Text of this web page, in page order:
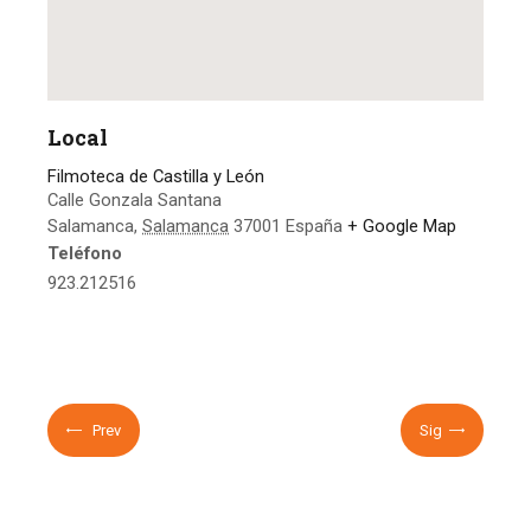
Local
Filmoteca de Castilla y León
Calle Gonzala Santana
Salamanca, Salamanca 37001 España + Google Map
Teléfono
923.212516
Prev Sig